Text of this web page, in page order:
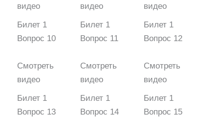
видео
видео
видео
Билет 1
Вопрос 10
Смотреть
видео
Билет 1
Вопрос 11
Смотреть
видео
Билет 1
Вопрос 12
Смотреть
видео
Билет 1
Вопрос 13
Билет 1
Вопрос 14
Билет 1
Вопрос 15